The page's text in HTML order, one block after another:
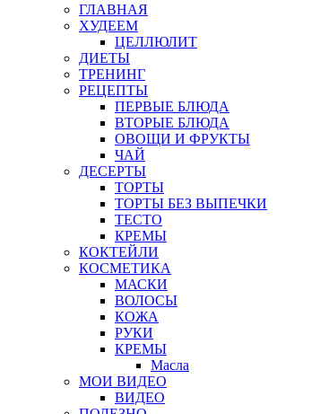
ГЛАВНАЯ
ХУДЕЕМ
ЦЕЛЛЮЛИТ
ДИЕТЫ
ТРЕНИНГ
РЕЦЕПТЫ
ПЕРВЫЕ БЛЮДА
ВТОРЫЕ БЛЮДА
ОВОЩИ И ФРУКТЫ
ЧАЙ
ДЕСЕРТЫ
ТОРТЫ
ТОРТЫ БЕЗ ВЫПЕЧКИ
ТЕСТО
КРЕМЫ
КОКТЕЙЛИ
КОСМЕТИКА
МАСКИ
ВОЛОСЫ
КОЖА
РУКИ
КРЕМЫ
Масла
МОИ ВИДЕО
ВИДЕО